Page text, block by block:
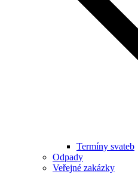
Termíny svateb
Odpady
Veřejné zakázky